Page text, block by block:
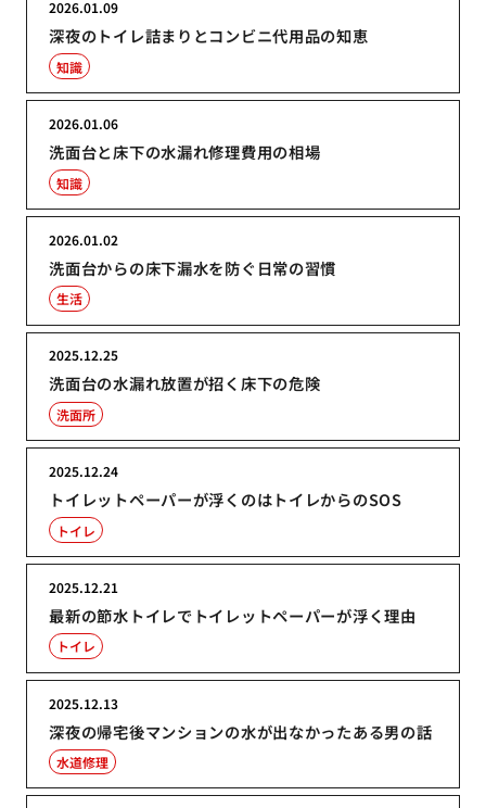
深夜のトイレ詰まりとコンビニ代用品の知恵
2026.01.09
知識
洗面台と床下の水漏れ修理費用の相場
2026.01.06
知識
洗面台からの床下漏水を防ぐ日常の習慣
2026.01.02
生活
洗面台の水漏れ放置が招く床下の危険
2025.12.25
洗面所
トイレットペーパーが浮くのはトイレからのSOS
2025.12.24
トイレ
最新の節水トイレでトイレットペーパーが浮く理由
2025.12.21
トイレ
深夜の帰宅後マンションの水が出なかったある男の話
2025.12.13
水道修理